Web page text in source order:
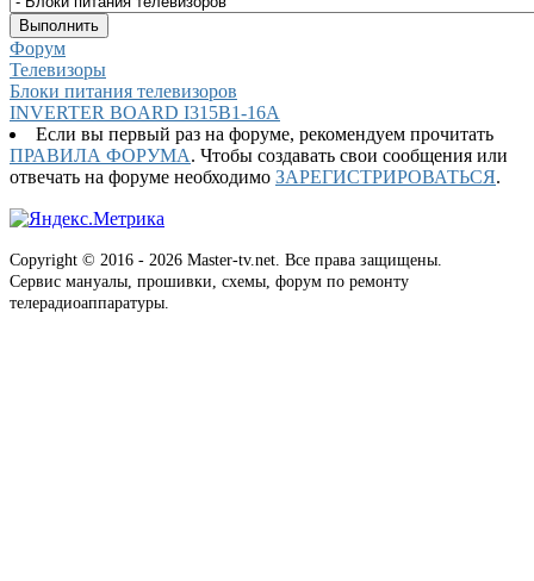
Форум
Телевизоры
Блоки питания телевизоров
INVERTER BOARD I315B1-16A
Если вы первый раз на форуме, рекомендуем прочитать
ПРАВИЛА ФОРУМА. Чтобы создавать свои сообщения или
отвечать на форуме необходимо ЗАРЕГИСТРИРОВАТЬСЯ.
Copyright © 2016 - 2026 Master-tv.net. Все права защищены.
Сервис мануалы, прошивки, схемы, форум по ремонту
телерадиоаппаратуры.